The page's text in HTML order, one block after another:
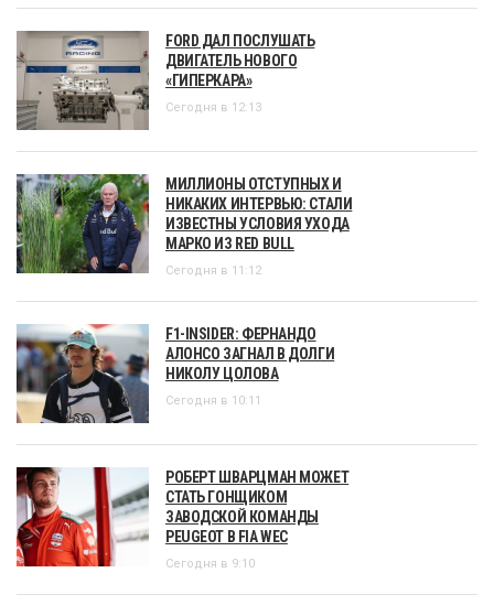
FORD ДАЛ ПОСЛУШАТЬ
ДВИГАТЕЛЬ НОВОГО
«ГИПЕРКАРА»
Сегодня в 12:13
МИЛЛИОНЫ ОТСТУПНЫХ И
НИКАКИХ ИНТЕРВЬЮ: СТАЛИ
ИЗВЕСТНЫ УСЛОВИЯ УХОДА
МАРКО ИЗ RED BULL
Сегодня в 11:12
F1-INSIDER: ФЕРНАНДО
АЛОНСО ЗАГНАЛ В ДОЛГИ
НИКОЛУ ЦОЛОВА
Сегодня в 10:11
РОБЕРТ ШВАРЦМАН МОЖЕТ
СТАТЬ ГОНЩИКОМ
ЗАВОДСКОЙ КОМАНДЫ
PEUGEOT В FIA WEC
Сегодня в 9:10